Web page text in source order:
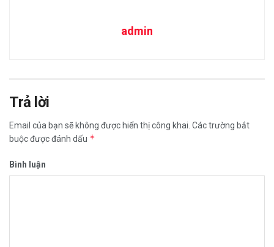
admin
Trả lời
Email của bạn sẽ không được hiển thị công khai. Các trường bắt
buộc được đánh dấu *
Bình luận